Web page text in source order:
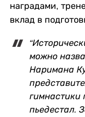
наградами,
вклад в
можно
Наримана
гимнастики
пьедестал.